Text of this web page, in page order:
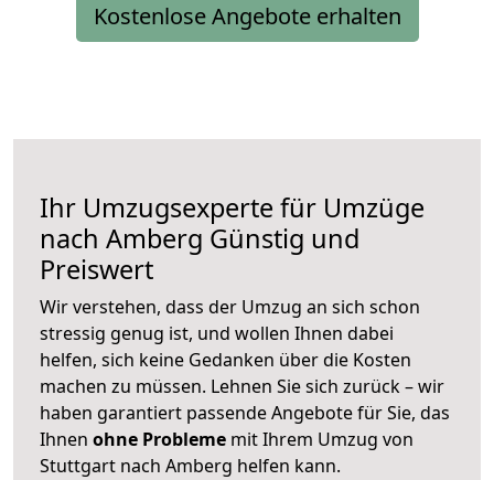
Kostenlose Angebote erhalten
Ihr Umzugsexperte für Umzüge
nach Amberg Günstig und
Preiswert
Wir verstehen, dass der Umzug an sich schon
stressig genug ist, und wollen Ihnen dabei
helfen, sich keine Gedanken über die Kosten
machen zu müssen. Lehnen Sie sich zurück – wir
haben garantiert passende Angebote für Sie, das
Ihnen ohne Probleme mit Ihrem Umzug von
Stuttgart nach Amberg helfen kann.